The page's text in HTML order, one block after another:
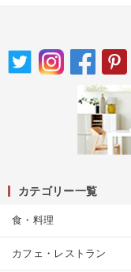
カテゴリー一覧
食・料理
カフェ・レストラン